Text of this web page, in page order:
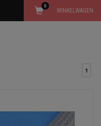
WINKELWAGEN
0
1